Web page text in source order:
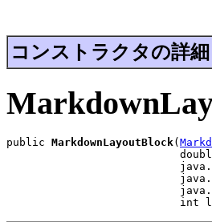
コンストラクタの詳細
public MarkdownLayoutBlock(
int